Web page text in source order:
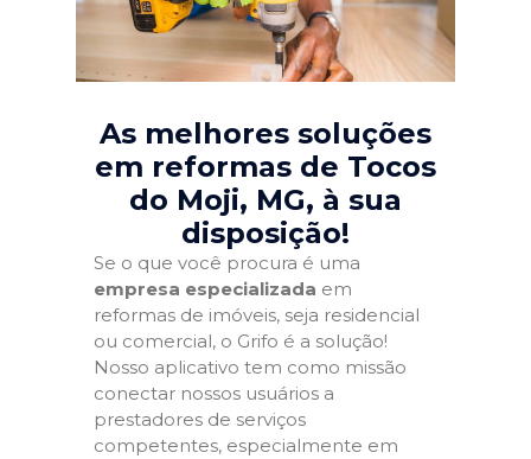
As melhores soluções
em reformas de Tocos
do Moji, MG, à sua
disposição!
Se o que você procura é uma
empresa especializada em
reformas de imóveis, seja residencial
ou comercial, o Grifo é a solução!
Nosso aplicativo tem como missão
conectar nossos usuários a
prestadores de serviços
competentes, especialmente em